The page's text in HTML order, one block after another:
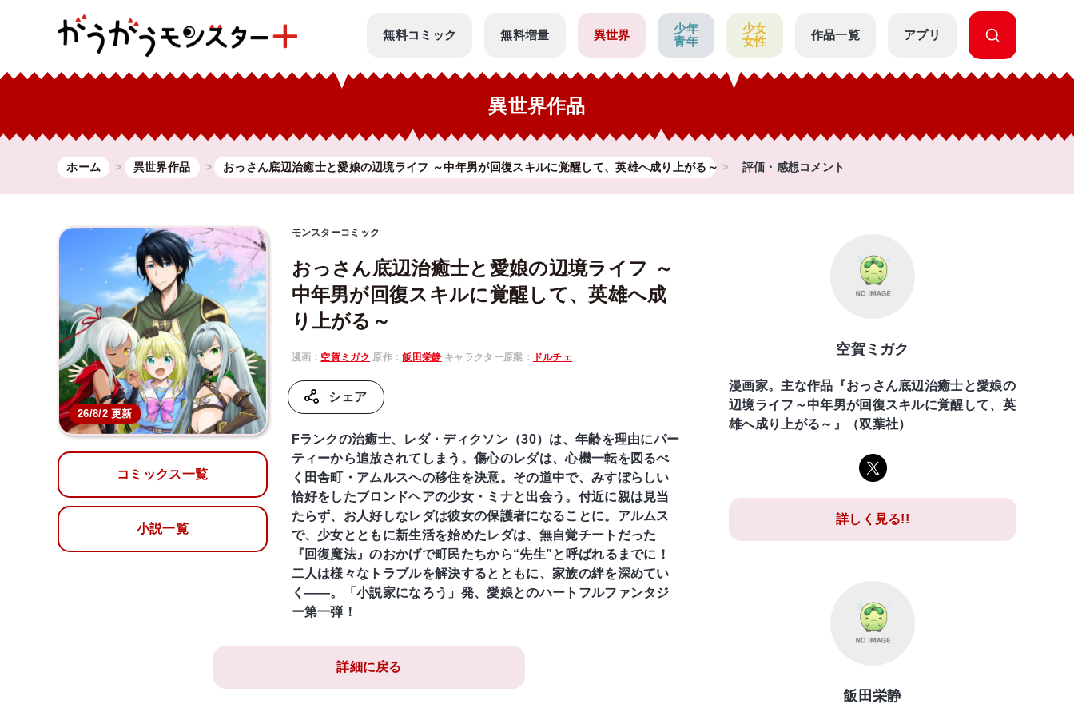
無料コミック 無料増量 異世界
少年
青年
少女
女性
作品一覧 アプリ
異世界作品
ホーム 異世界作品 おっさん底辺治癒士と愛娘の辺境ライフ ～中年男が回復スキルに覚醒して、英雄へ成り上がる～ 評価・感想コメント
26/8/2 更新
コミックス一覧
小説一覧
モンスターコミック
おっさん底辺治癒士と愛娘の辺境ライフ ～
中年男が回復スキルに覚醒して、英雄へ成
り上がる～
漫画： 空賀ミガク 原作：飯田栄静キャラクター原案： ドルチェ
シェア
Fランクの治癒士、レダ・ディクソン（30）は、年齢を理由にパー
ティーから追放されてしまう。傷心のレダは、心機一転を図るべ
く田舎町・アムルスへの移住を決意。その道中で、みすぼらしい
恰好をしたブロンドヘアの少女・ミナと出会う。付近に親は見当
たらず、お人好しなレダは彼女の保護者になることに。アルムス
で、少女とともに新生活を始めたレダは、無自覚チートだった
『回復魔法』のおかげで町民たちから“先生”と呼ばれるまでに！
二人は様々なトラブルを解決するとともに、家族の絆を深めてい
く――。「小説家になろう」発、愛娘とのハートフルファンタジ
ー第一弾！
詳細に戻る
空賀ミガク
漫画家。主な作品『おっさん底辺治癒士と愛娘の
辺境ライフ～中年男が回復スキルに覚醒して、英
雄へ成り上がる～』（双葉社）
詳しく見る!!
飯田栄静